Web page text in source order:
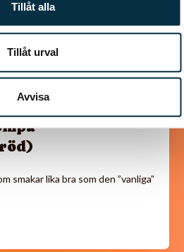
Tillåt alla
Tillåt urval
Avvisa
lika bra som den ”vanliga”